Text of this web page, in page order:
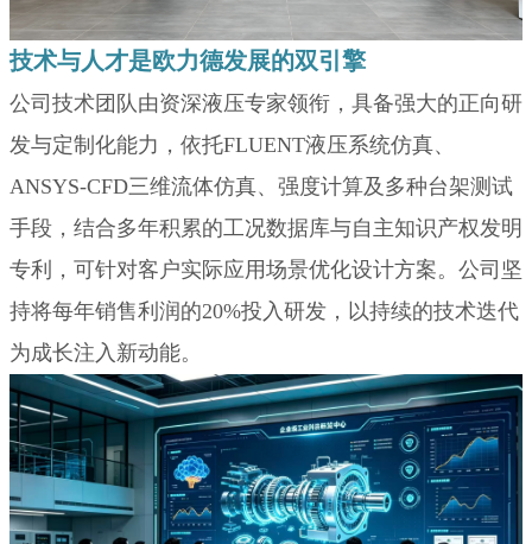
技术与人才是欧力德发展的双引擎
公司技术团队由资深液压专家领衔，具备强大的正向研
发与定制化能力，依托FLUENT液压系统仿真、
ANSYS-CFD三维流体仿真、强度计算及多种台架测试
手段，结合多年积累的工况数据库与自主知识产权发明
专利，可针对客户实际应用场景优化设计方案。公司坚
持将每年销售利润的20%投入研发，以持续的技术迭代
为成长注入新动能。